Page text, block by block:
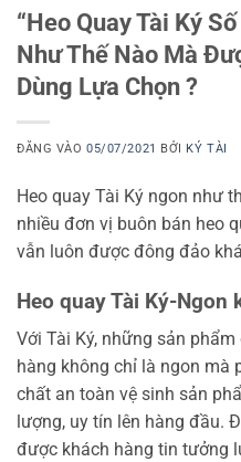
“Heo Quay Tài Ký
Như Thế Nào Mà
Dùng Lựa Chọn ?
ĐĂNG VÀO05/07/2021 BỞI KÝ TÀI
Heo quay Tài Ký ngon như
nhiều đơn vị buôn bán heo
vẫn luôn được đông đảo
Heo quay Tài Ký-Ngon
Với Tài Ký, những sản
hàng không chỉ là ngon mà
chất an toàn vệ sinh sản
lượng, uy tín lên hàng đầu.
được khách hàng tin tưởng